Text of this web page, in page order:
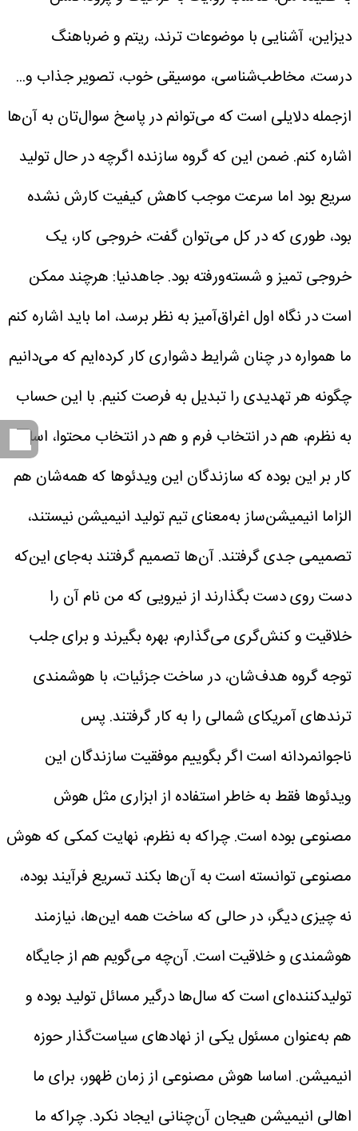
دیزاین، آشنایی با موضوعات ترند، ریتم و ضرباهنگ
درست، مخاطب‌شناسی، موسیقی خوب، تصویر جذاب و...
ازجمله دلایلی است که می‌توانم در پاسخ سوال‌تان به آن‌ها
اشاره کنم. ضمن این که گروه سازنده اگرچه در حال تولید
سریع بود اما سرعت موجب کاهش کیفیت کارش نشده
بود، طوری که در کل می‌توان گفت، خروجی کار، یک
خروجی تمیز و شسته‌ورفته بود.جاهدنیا: هرچند ممکن
است در نگاه اول اغراق‌آمیز به نظر برسد، اما باید اشاره کنم
ما همواره در چنان شرایط دشواری کار کرده‌ایم که می‌دانیم
چگونه هر تهدیدی را تبدیل به فرصت کنیم. با این حساب
به نظرم، هم در انتخاب فرم و هم در انتخاب محتوا، اساس
کار بر این بوده که سازندگان این ویدئوها که همه‌شان هم
الزاما انیمیشن‌ساز به‌معنای تیم تولید انیمیشن نیستند،
تصمیمی جدی گرفتند. آن‌ها تصمیم گرفتند به‌جای این‌که
دست روی دست بگذارند از نیرویی که من نام آن را
خلاقیت و کنش‌گری می‌گذارم، بهره بگیرند و برای جلب
توجه گروه هدف‌شان، در ساخت جزئیات، با هوشمندی
ترندهای آمریکای شمالی را به کار گرفتند. پس
ناجوانمردانه است اگر بگوییم موفقیت‌ سازندگان این
ویدئوها فقط به خاطر استفاده از ابزاری مثل هوش
مصنوعی بوده است. چراکه به نظرم، نهایت کمکی که هوش
مصنوعی توانسته است به آن‌ها بکند تسریع فرآیند بوده،
نه چیزی دیگر، در حالی که ساخت همه این‌ها، نیازمند
هوشمندی و خلاقیت است.آن‌چه می‌گویم هم از جایگاه
تولیدکننده‌ای است که سال‌ها درگیر مسائل تولید بوده‌ و
هم به‌عنوان مسئول یکی از نهادهای سیاست‌گذار حوزه
انیمیشن. اساسا هوش مصنوعی از زمان ظهور، برای ما
اهالی انیمیشن هیجان آن‌چنانی ایجاد نکرد. چراکه ما